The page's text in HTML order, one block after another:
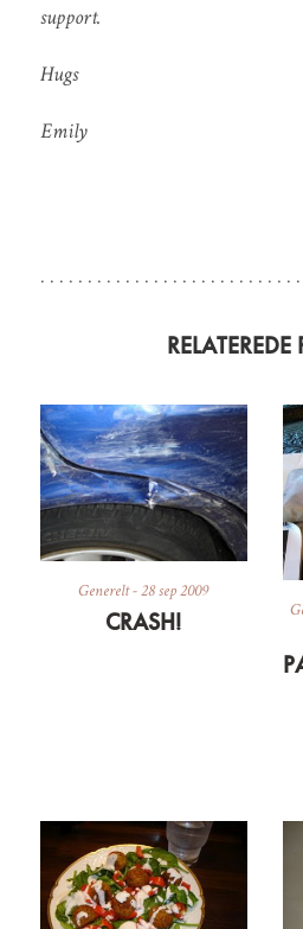
support.
Hugs
Emily
RELATEREDE
Generelt-28 sep 2009
CRASH!